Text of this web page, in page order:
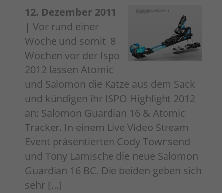
12. Dezember 2011
| Vor rund einer
Woche und somit 8
Wochen vor der Ispo
2012 lassen Atomic
und Salomon die Katze aus dem Sack
und kündigen ihr ISPO Highlight 2012
an: Salomon Guardian 16 & Atomic
Tracker. In einem Live Video Stream
Event präsentierten Cody Townsend
und Tony Lamische die neue Salomon
Guardian 16 BC. Die beiden geben sich
sehr […]